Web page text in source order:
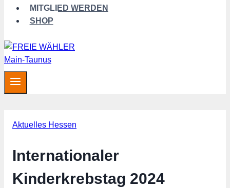
MITGLIED WERDEN
SHOP
Aktuelles Hessen
Internationaler
Kinderkrebstag 2024